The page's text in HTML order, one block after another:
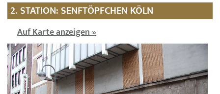
2. STATION: SENFTÖPFCHEN KÖLN
Auf Karte anzeigen »